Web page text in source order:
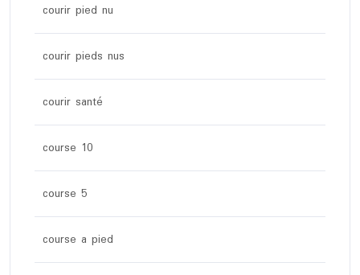
courir pied nu
courir pieds nus
courir santé
course 10
course 5
course a pied